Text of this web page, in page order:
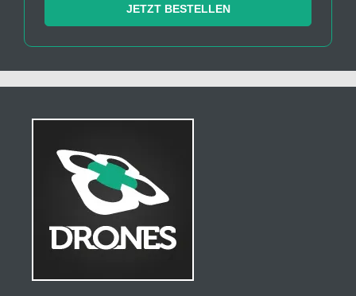
JETZT BESTELLEN